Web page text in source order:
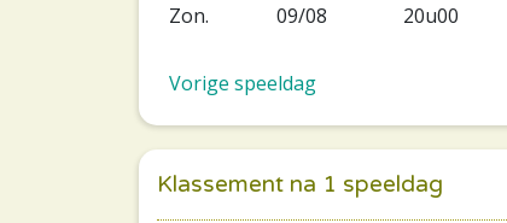
Zon.
09/08 20u00
Vorige speeldag
Klassement na 1 speeldag